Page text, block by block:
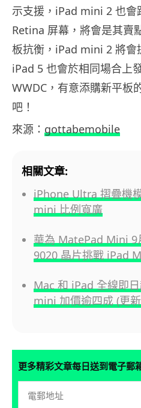
示支援，iPad mini 2 也會
Retina 屏幕，將會是其賣
板抗衡，iPad mini 2 將會
iPad 5 也會於相同場合上
WWDC，有意添購新平板
吧！
來源： gottabemobile
相關文章:
iPhone Ultra 摺疊機
mini 比例寬廣
華為 MatePad Mini 9
9020 晶片挑戰 iPad
Mac 和 iPad 全線即
mini 加價逾四成 (更
更多精彩文章每日送到電子郵